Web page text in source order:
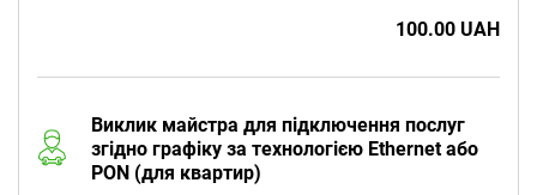
100.00 UAH
Виклик майстра для підключення послуг
згідно графіку за технологією Ethernet або
PON (для квартир)